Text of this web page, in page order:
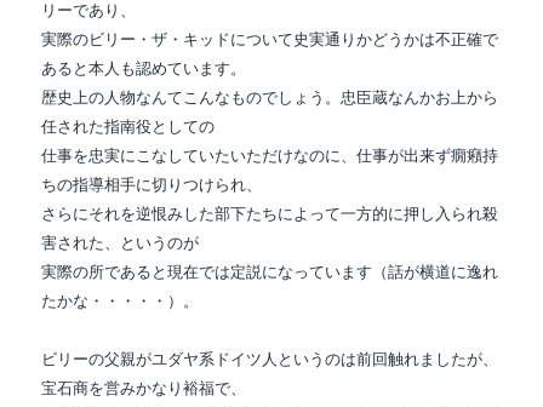
リーであり、
実際のビリー・ザ・キッドについて史実通りかどうかは不正確で
あると本人も認めています。
歴史上の人物なんてこんなものでしょう。忠臣蔵なんかお上から
任された指南役としての
仕事を忠実にこなしていたいただけなのに、仕事が出来ず癇癪持
ちの指導相手に切りつけられ、
さらにそれを逆恨みした部下たちによって一方的に押し入られ殺
害された、というのが
実際の所であると現在では定説になっています（話が横道に逸れ
たかな・・・・・）。
ビリーの父親がユダヤ系ドイツ人というのは前回触れましたが、
宝石商を営みかなり裕福で、